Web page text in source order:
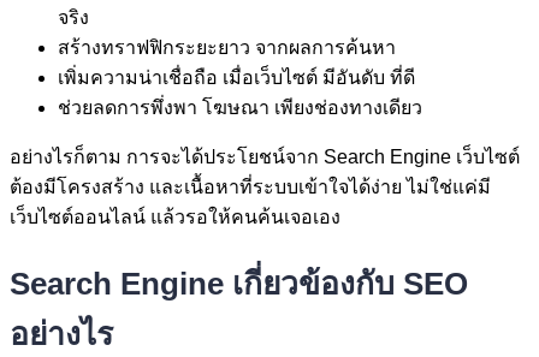
จริง
สร้างทราฟฟิกระยะยาว จากผลการค้นหา
เพิ่มความน่าเชื่อถือ เมื่อเว็บไซต์ มีอันดับ ที่ดี
ช่วยลดการพึ่งพา โฆษณา เพียงช่องทางเดียว
อย่างไรก็ตาม การจะได้ประโยชน์จาก Search Engine เว็บไซต์
ต้องมีโครงสร้าง และเนื้อหาที่ระบบเข้าใจได้ง่าย ไม่ใช่แค่มี
เว็บไซต์ออนไลน์ แล้วรอให้คนค้นเจอเอง
Search Engine เกี่ยวข้องกับ SEO
อย่างไร